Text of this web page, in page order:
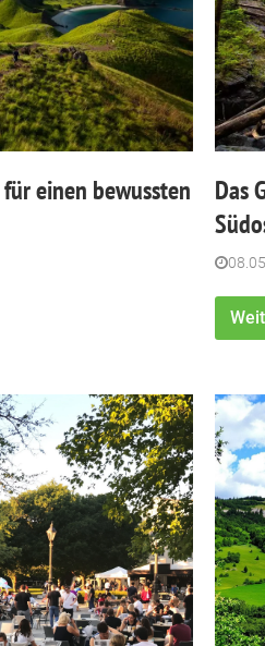
einen bewussten
Das